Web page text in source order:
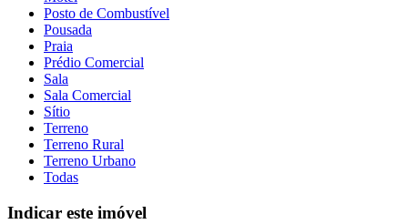
Posto de Combustível
Pousada
Praia
Prédio Comercial
Sala
Sala Comercial
Sítio
Terreno
Terreno Rural
Terreno Urbano
Todas
Indicar este imóvel